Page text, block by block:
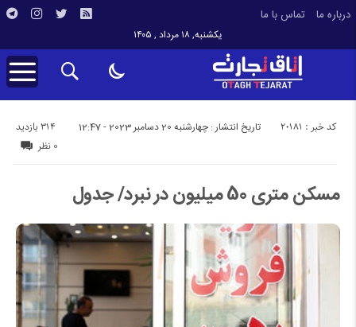
درباره ما تماس با ما
یکشنبه, ۱۸ مرداد , ۱۴۰۵
تاریخ انتشار : چهارشنبه 20 دسامبر 2023 - 12:47 314 بازدید کد خبر : 20181
0 نظر
مسکن متری 50 میلیون در نبرد/ جدول